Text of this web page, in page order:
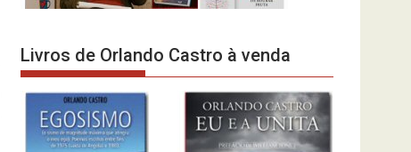
Livros de Orlando Castro à venda